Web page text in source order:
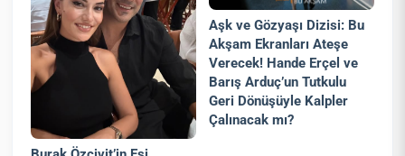
Aşk ve Gözyaşı Dizisi: Bu
Akşam Ekranları Ateşe
Verecek! Hande Erçel ve
Barış Arduç’un Tutkulu
Geri Dönüşüyle Kalpler
Çalınacak mı?